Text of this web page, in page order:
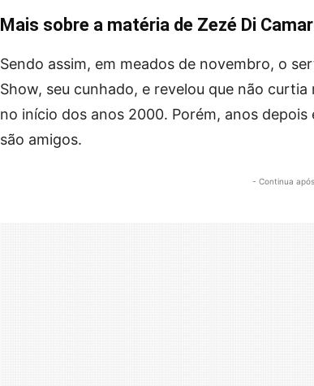
Mais sobre a matéria de Zezé Di
Sendo assim, em meados de novembro, o
Show, seu cunhado, e revelou que não
no início dos anos 2000. Porém, anos
são amigos.
- Continua